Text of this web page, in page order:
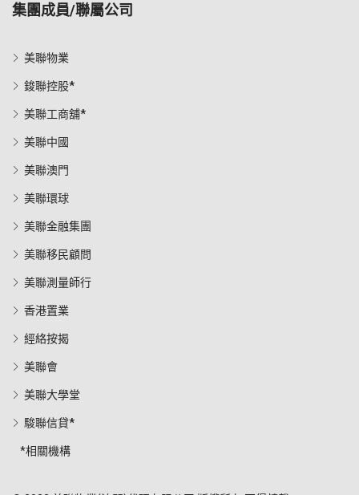
集團成員/聯屬公司
美聯物業
鋑聯控股*
美聯工商舖*
美聯中國
美聯澳門
美聯環球
美聯金融集團
美聯移民顧問
美聯測量師行
香港置業
經絡按揭
美聯會
美聯大學堂
駿聯信貸*
*相關機構